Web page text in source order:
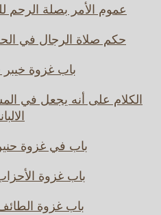
عموم الأمر بصلة الرحم
حكم صلاة الرجال في
باب غزوة خيبر
الكلام على أنه يجعل في
باب في غزوة
باب غزوة
باب غزوة